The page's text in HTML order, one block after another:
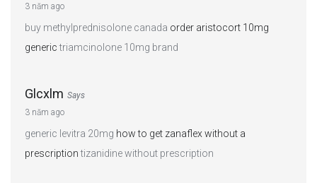
3 năm ago
buy methylprednisolone canada order aristocort 10mg
generictriamcinolone 10mg brand
Glcxlm Says
3 năm ago
generic levitra 20mg how to get zanaflex without a
prescriptiontizanidine without prescription